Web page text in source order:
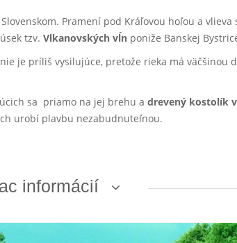
Pramení pod Kráľovou hoľou a
tzv. Vlkanovských vĺn poniže Banskej
je príliš vysilujúce, pretože rieka má väčšinou
sa priamo na jej brehu a drevený kostolík
urobí plavbu nezabudnuteľnou.
informácií